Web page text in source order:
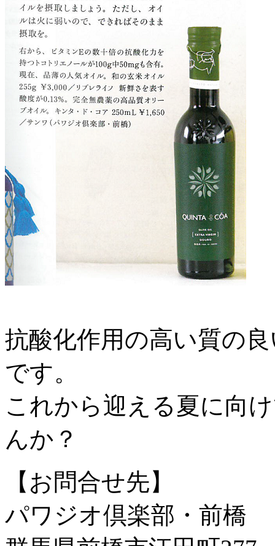
抗酸化作用の高い質の
です。
これから迎える夏に向
んか？
【お問合せ先】
パワジオ倶楽部・前橋